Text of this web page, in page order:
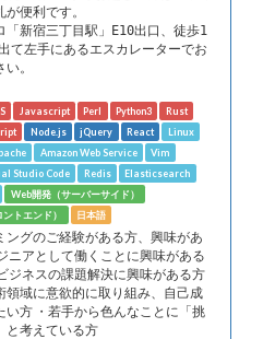
便利です。
「新宿三丁目駅」E10出口、徒歩1
左手にあるエスカレーターでお
。
Javascript Perl Python3
Rust
Node.js jQuery React
Linux
Amazon Web Service
Vim
Studio Code Redis
Elasticsearch
Web開発（サーバーサイド）
トエンド）
日本語
ングのご経験がある方、興味があ
ニアとして働くことに興味がある
ジネスの課題解決に興味がある方
領域に意欲的に取り組み、自己成
い方 ・若手から色んなことに「挑
と考えている方